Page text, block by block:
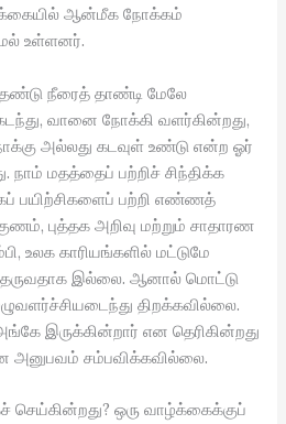
ஆன்மீக நோக்கம்
உள்ளனர்.
நீரைத் தாண்டி மேலே
வானை நோக்கி வளர்கின்றது,
அல்லது கடவுள் உண்டு என்ற ஓர்
நாம் மதத்தைப் பற்றிச் சிந்திக்க
பயிற்சிகளைப் பற்றி எண்ணத்
புத்தக அறிவு மற்றும் சாதாரண
உலக காரியங்களில் மட்டுமே
தருவதாக இல்லை. ஆனால் மொட்டு
திறக்கவில்லை.
இருக்கின்றார் என தெரிகின்றது
அனுபவம் சம்பவிக்கவில்லை.
செய்கின்றது? ஒரு வாழ்க்கைக்குப்